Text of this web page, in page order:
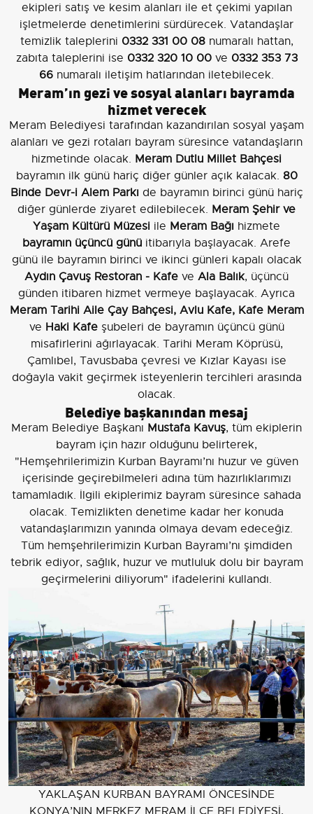
ekipleri satış ve kesim alanları ile et çekimi yapılan
işletmelerde denetimlerini sürdürecek. Vatandaşlar
temizlik taleplerini 0332 331 00 08numaralı hattan,
zabıta taleplerini ise 0332 320 10 00ve 0332 353 73
66 numaralı iletişim hatlarından iletebilecek.
Meram’ın gezi ve sosyal alanları bayramda
hizmet verecek
Meram Belediyesi tarafından kazandırılan sosyal yaşam
alanları ve gezi rotaları bayram süresince vatandaşların
hizmetinde olacak. Meram Dutlu Millet Bahçesi
bayramın ilk günü hariç diğer günler açık kalacak. 80
Binde Devr-i Alem Parkı de bayramın birinci günü hariç
diğer günlerde ziyaret edilebilecek. Meram Şehir ve
Yaşam Kültürü Müzesi ile Meram Bağı hizmete
bayramın üçüncü günü itibarıyla başlayacak. Arefe
günü ile bayramın birinci ve ikinci günleri kapalı olacak
Aydın Çavuş Restoran - Kafe ve Ala Balık, üçüncü
günden itibaren hizmet vermeye başlayacak. Ayrıca
Meram Tarihi Aile Çay Bahçesi, Avlu Kafe, Kafe Meram
ve Haki Kafeşubeleri de bayramın üçüncü günü
misafirlerini ağırlayacak. Tarihi Meram Köprüsü,
Çamlıbel, Tavusbaba çevresi ve Kızlar Kayası ise
doğayla vakit geçirmek isteyenlerin tercihleri arasında
olacak.
Belediye başkanından mesaj
Meram Belediye Başkanı Mustafa Kavuş, tüm ekiplerin
bayram için hazır olduğunu belirterek,
"Hemşehrilerimizin Kurban Bayramı’nı huzur ve güven
içerisinde geçirebilmeleri adına tüm hazırlıklarımızı
tamamladık. İlgili ekiplerimiz bayram süresince sahada
olacak. Temizlikten denetime kadar her konuda
vatandaşlarımızın yanında olmaya devam edeceğiz.
Tüm hemşehrilerimizin Kurban Bayramı’nı şimdiden
tebrik ediyor, sağlık, huzur ve mutluluk dolu bir bayram
geçirmelerini diliyorum" ifadelerini kullandı.
YAKLAŞAN KURBAN BAYRAMI ÖNCESİNDE
KONYA’NIN MERKEZ MERAM İLÇE BELEDİYESİ,